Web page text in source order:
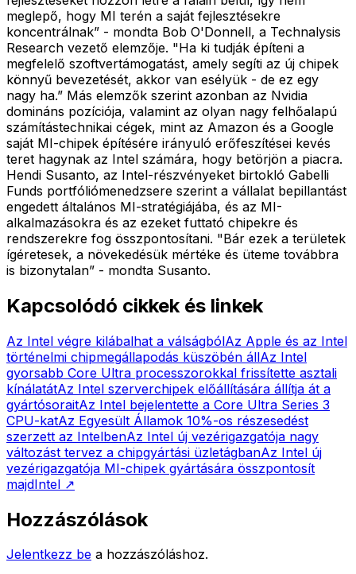
meglepő, hogy MI terén a saját fejlesztésekre
koncentrálnak” - mondta Bob O'Donnell, a Technalysis
Research vezető elemzője. "Ha ki tudják építeni a
megfelelő szoftvertámogatást, amely segíti az új chipek
könnyű bevezetését, akkor van esélyük - de ez egy
nagy ha.” Más elemzők szerint azonban az Nvidia
domináns pozíciója, valamint az olyan nagy felhőalapú
számítástechnikai cégek, mint az Amazon és a Google
saját MI-chipek építésére irányuló erőfeszítései kevés
teret hagynak az Intel számára, hogy betörjön a piacra.
Hendi Susanto, az Intel-részvényeket birtokló Gabelli
Funds portfóliómenedzsere szerint a vállalat bepillantást
engedett általános MI-stratégiájába, és az MI-
alkalmazásokra és az ezeket futtató chipekre és
rendszerekre fog összpontosítani. "Bár ezek a területek
ígéretesek, a növekedésük mértéke és üteme továbbra
is bizonytalan” - mondta Susanto.
Kapcsolódó cikkek és linkek
Az Intel végre kilábalhat a válságbólAz Apple és az Intel
történelmi chipmegállapodás küszöbén állAz Intel
gyorsabb Core Ultra processzorokkal frissítette asztali
kínálatátAz Intel szerverchipek előállítására állítja át a
gyártósoraitAz Intel bejelentette a Core Ultra Series 3
CPU-katAz Egyesült Államok 10%-os részesedést
szerzett az IntelbenAz Intel új vezérigazgatója nagy
változást tervez a chipgyártási üzletágbanAz Intel új
vezérigazgatója MI-chipek gyártására összpontosít
majdIntel ↗
Hozzászólások
Jelentkezz be a hozzászóláshoz.